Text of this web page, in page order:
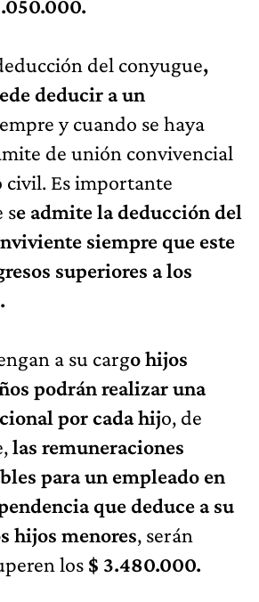
del conyugue,
deducir a un
y cuando se haya
de unión convivencial
civil. Es importante
se admite la deducción del
siempre que este
superiores a los
a su cargo hijos
podrán realizar una
por cada hijo, de
las remuneraciones
para un empleado en
que deduce a su
hijos menores, serán
los $ 3.480.000.